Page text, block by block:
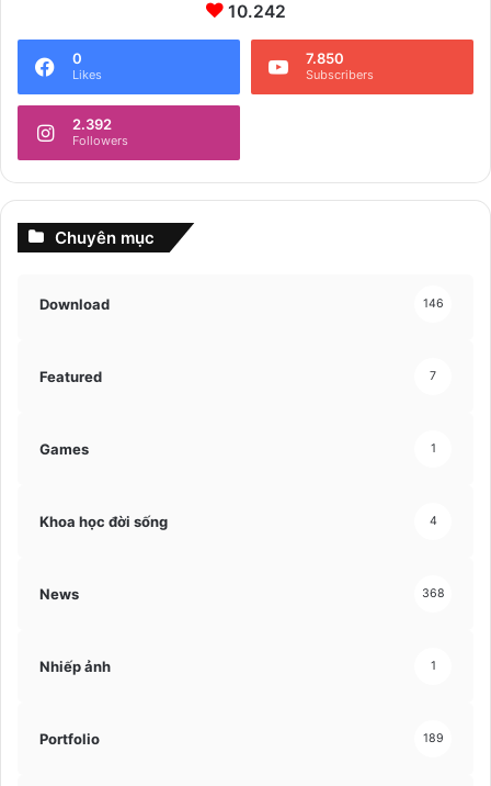
10.242
0
Likes
7.850
Subscribers
2.392
Followers
Chuyên mục
Download 146
Featured 7
Games 1
Khoa học đời sống 4
News 368
Nhiếp ảnh 1
Portfolio 189